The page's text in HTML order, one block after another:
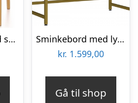
Sminkebord med skuffer i bambus H122 x B60 cm – Natur
Sminkebord med lys og spejl i stål og MDF H76 – 137,5 x B100 x D50 cm – Mat guld/Hvid
kr. 1.599,00
Gå til shop